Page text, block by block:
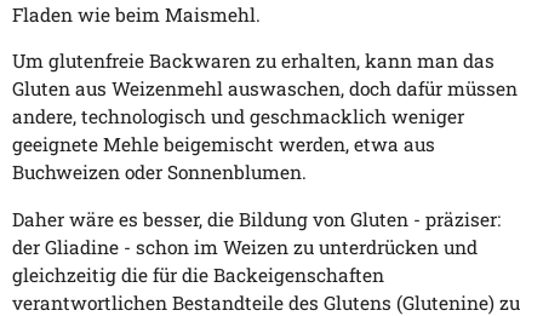
Fladen wie beim Maismehl.
Um glutenfreie Backwaren zu erhalten, kann man das
Gluten aus Weizenmehl auswaschen, doch dafür müssen
andere, technologisch und geschmacklich weniger
geeignete Mehle beigemischt werden, etwa aus
Buchweizen oder Sonnenblumen.
Daher wäre es besser, die Bildung von Gluten - präziser:
der Gliadine - schon im Weizen zu unterdrücken und
gleichzeitig die für die Backeigenschaften
verantwortlichen Bestandteile des Glutens (Glutenine) zu